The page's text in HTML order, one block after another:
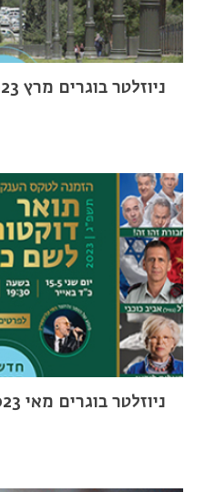
ניוזלטר בוגרים מרץ 2023
ניוזלטר בוגרים מאי 2023